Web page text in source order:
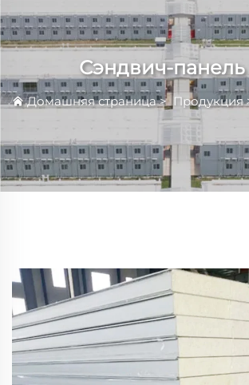
Сэндвич-
Домашняя страница>Продукция